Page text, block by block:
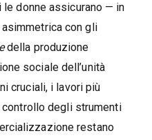
donne assicurano — in
con gli
della produzione
sociale dell’unità
cruciali, i lavori più
degli strumenti
restano